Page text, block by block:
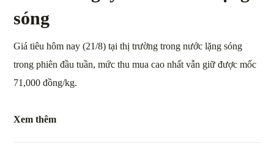
sóng
Giá tiêu hôm nay (21/8) tại thị trường trong nước lặng sóng
trong phiên đầu tuần, mức thu mua cao nhất vẫn giữ được mốc
71,000 đồng/kg.
Xem thêm